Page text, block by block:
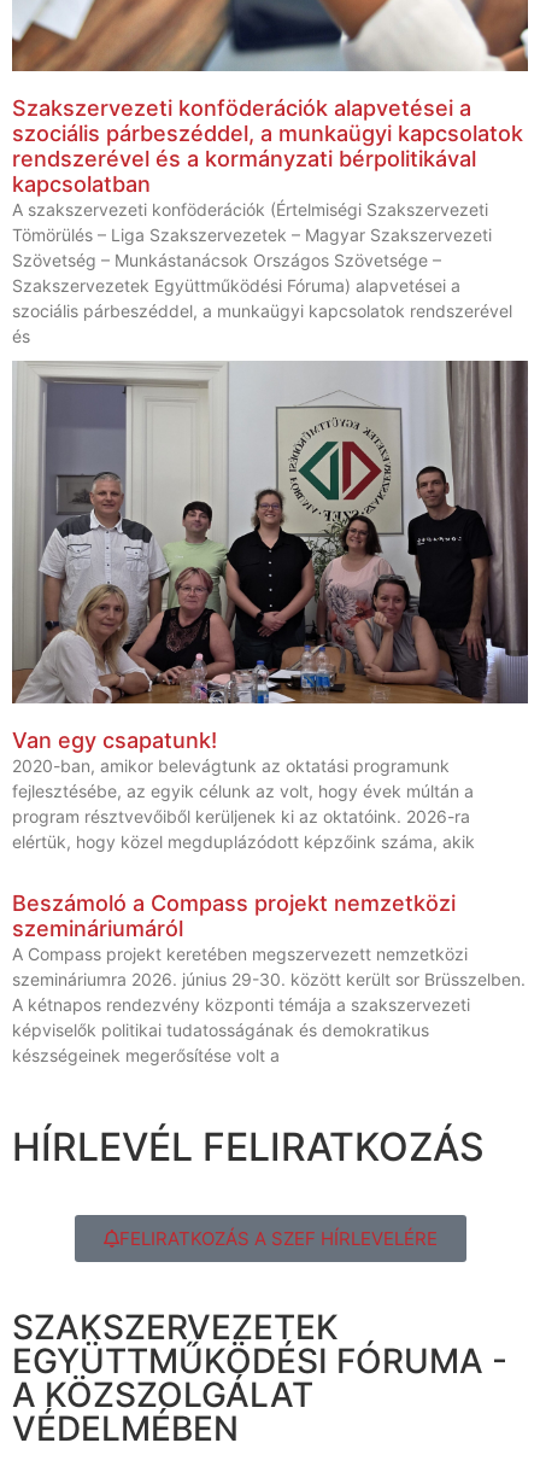
Szakszervezeti konföderációk alapvetései a
szociális párbeszéddel, a munkaügyi kapcsolatok
rendszerével és a kormányzati bérpolitikával
kapcsolatban
A szakszervezeti konföderációk (Értelmiségi Szakszervezeti
Tömörülés – Liga Szakszervezetek – Magyar Szakszervezeti
Szövetség – Munkástanácsok Országos Szövetsége –
Szakszervezetek Együttműködési Fóruma) alapvetései a
szociális párbeszéddel, a munkaügyi kapcsolatok rendszerével
és
Van egy csapatunk!
2020-ban, amikor belevágtunk az oktatási programunk
fejlesztésébe, az egyik célunk az volt, hogy évek múltán a
program résztvevőiből kerüljenek ki az oktatóink. 2026-ra
elértük, hogy közel megduplázódott képzőink száma, akik
Beszámoló a Compass projekt nemzetközi
szemináriumáról
A Compass projekt keretében megszervezett nemzetközi
szemináriumra 2026. június 29-30. között került sor Brüsszelben.
A kétnapos rendezvény központi témája a szakszervezeti
képviselők politikai tudatosságának és demokratikus
készségeinek megerősítése volt a
HÍRLEVÉL FELIRATKOZÁS
FELIRATKOZÁS A SZEF HÍRLEVELÉRE
SZAKSZERVEZETEK
EGYÜTTMŰKÖDÉSI FÓRUMA -
A KÖZSZOLGÁLAT
VÉDELMÉBEN